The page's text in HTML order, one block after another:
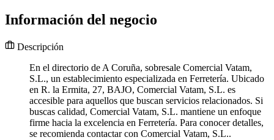
Información del negocio
Descripción
En el directorio de A Coruña, sobresale Comercial Vatam,
S.L., un establecimiento especializada en Ferretería. Ubicado
en R. la Ermita, 27, BAJO, Comercial Vatam, S.L. es
accesible para aquellos que buscan servicios relacionados. Si
buscas calidad, Comercial Vatam, S.L. mantiene un enfoque
firme hacia la excelencia en Ferretería. Para conocer detalles,
se recomienda contactar con Comercial Vatam, S.L..